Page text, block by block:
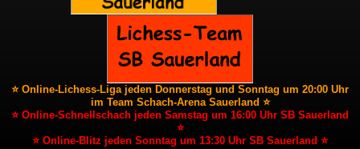
⭐ Online-Lichess-Liga jeden Donnerstag und Sonntag um 20:00 Uhr
im Team Schach-Arena Sauerland ⭐
⭐ Online-Schnellschach jeden Samstag um 16:00 Uhr SB Sauerland
⭐
⭐ Online-Blitz jeden Sonntag um 13:30 Uhr SB Sauerland ⭐